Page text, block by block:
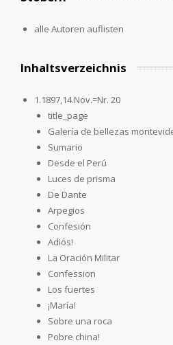
alle Autoren auflisten
Inhaltsverzeichnis
1.1897,14.Nov.=Nr. 20
title_page
Galería de bellezas
Sumario
Desde el Perú
Luces de prisma
De Dante
Arpegios
Confesión
Adiós!
La Oración Militar
Confession
Los fuertes
¡María!
Sobre una roca
Pobre china!